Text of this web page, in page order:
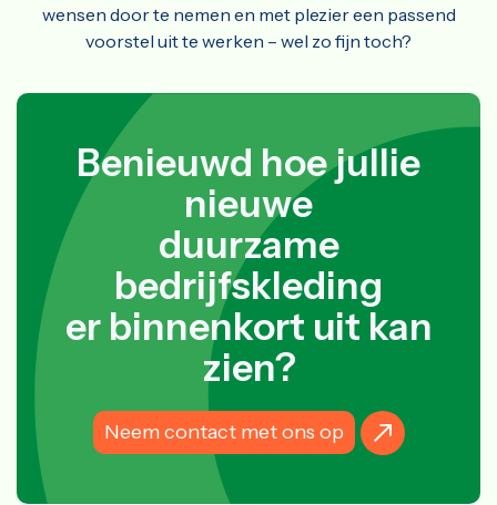
wensen door te nemen en met plezier een passend
voorstel uit te werken – wel zo fijn toch?
Benieuwd hoe jullie
nieuwe
duurzame
bedrijfskleding
er binnenkort uit kan
zien?
Neem contact met ons op